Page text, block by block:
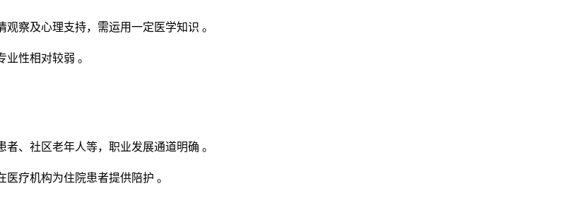
察及心理支持，需运用一定医学知识 。
性相对较弱 。
、社区老年人等，职业发展通道明确 。
疗机构为住院患者提供陪护 。